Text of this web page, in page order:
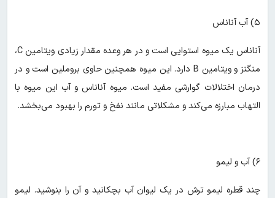
۵) آب آناناس
آناناس یک میوه استوایی است و در هر وعده مقدار زیادی ویتامین C،
منگنز و ویتامین B دارد. این میوه همچنین حاوی بروملین است و در
درمان اختلالات گوارشی مفید است. میوه آناناس و آب این میوه با
التهاب مبارزه می‌کند و مشکلاتی مانند نفخ و تورم را بهبود می‌بخشد.
۶) آب و لیمو
چند قطره لیمو ترش در یک لیوان آب بچکانید و آن را بنوشید. لیمو